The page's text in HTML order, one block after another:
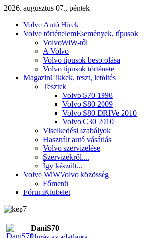
2026. augusztus 07., péntek
Volvo Autó Hírek
Volvo történelemEsemények, típusok
VolvoWiW-ről
A Volvo
Volvo típusok besorolása
Volvo típusok története
MagazinCikkek, teszt, letöltés
Tesztek
Volvo S70 1998
Volvo S80 2009
Volvo S80 DRIVe 2010
Volvo C30 2010
Viselkedési szabályok
Használt autó vásárlás
Volvo szervizelése
Szervizekről....
Így készült...
Volvo WiWVolvo közösség
Főmenü
FórumKlubélet
DaniS70